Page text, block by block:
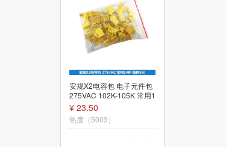
安规X2电容包 电子元件包
275VAC 102K-105K 常用1
4种各5只共70只
¥ 23.50
热度（5003）